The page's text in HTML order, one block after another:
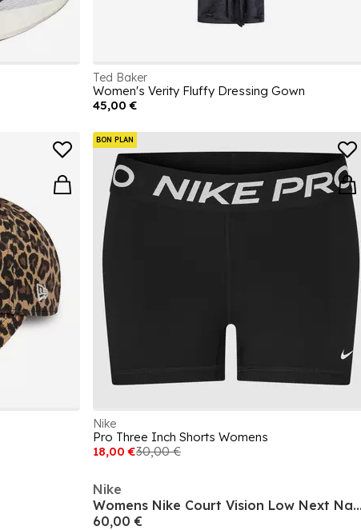
Ted Baker
Women's Verity Fluffy Dressing Gown
45,00 €
BON PLAN
Nike
Pro Three Inch Shorts Womens
18,00 €30,00 €
Nike
Womens Nike Court Vision Low Next Nature Trainers
60,00 €